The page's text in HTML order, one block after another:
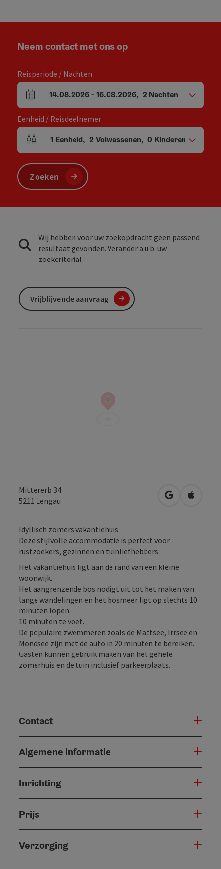
Mittererb 34
5211 Lengau Openen in
Idyllisch zomers vakantiehuis
Deze stijlvolle accommodatie is perfect voor
rustzoekers, gezinnen en tuinliefhebbers.
Het vakantiehuis ligt aan de rand van een kleine
woonwijk.
Het aangrenzende bos nodigt uit tot het maken van
lange wandelingen en het bosmeer ligt op slechts 10
minuten lopen.
10 minuten te voet.
De populaire zwemmeren zoals de Mattsee, Irrsee en
Mondsee zijn met de auto in 20 minuten te bereiken.
Gasten kunnen gebruik maken van het gehele
zomerhuis en de tuin inclusief parkeerplaats.
Contact
Algemene informatie
Inrichting
Prijs
Verzorging
Neem contact met ons op
Reisperiode / Nachten
Velden voor aankomst en vertrek
14.08.2026- 16.08.2026, 2 Nachten
Eenheid / Reisdeelnemer
Aantal eenheden en persoonsvelden
1 Eenheid, 2 Volwassenen, 0 Kinderen
Zoeken
Wij hebben voor uw zoekopdracht geen passend
resultaat gevonden. Verander a.u.b. uw
zoekcriteria!
Vrijblijvende aanvraag